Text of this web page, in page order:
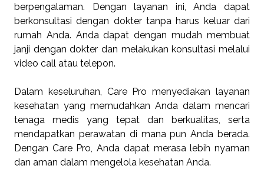
berpengalaman. Dengan layanan ini, Anda dapat
berkonsultasi dengan dokter tanpa harus keluar dari
rumah Anda. Anda dapat dengan mudah membuat
janji dengan dokter dan melakukan konsultasi melalui
video call atau telepon.
Dalam keseluruhan, Care Pro menyediakan layanan
kesehatan yang memudahkan Anda dalam mencari
tenaga medis yang tepat dan berkualitas, serta
mendapatkan perawatan di mana pun Anda berada.
Dengan Care Pro, Anda dapat merasa lebih nyaman
dan aman dalam mengelola kesehatan Anda.